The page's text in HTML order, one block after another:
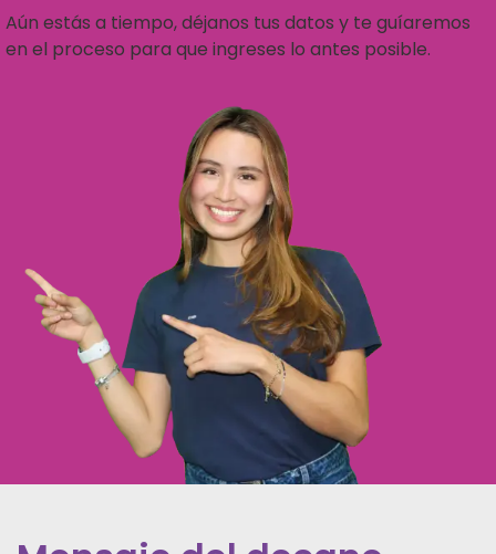
Aún estás a tiempo, déjanos tus datos y te guíaremos
en el proceso para que ingreses lo antes posible.